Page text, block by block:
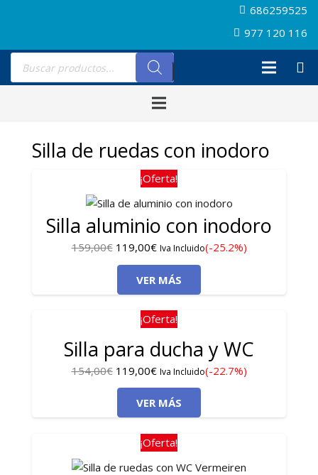
686259525
977 120 116
Búsqueda
productos
Silla de ruedas con inodoro
¡Oferta!
Silla aluminio con inodoro
159,00€ El
precio
original
era:
159,00€.
119,00€El
precio
actual
es:
119,00€.
Iva Incluido(-25.2%)
VER MÁS
¡Oferta!
Silla para ducha y WC
154,00€ El
precio
original
era:
154,00€.
119,00€El
precio
actual
es:
119,00€.
Iva Incluido(-22.7%)
VER MÁS
¡Oferta!